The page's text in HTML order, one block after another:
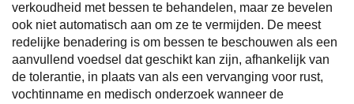
verkoudheid met bessen te behandelen, maar ze bevelen
ook niet automatisch aan om ze te vermijden. De meest
redelijke benadering is om bessen te beschouwen als een
aanvullend voedsel dat geschikt kan zijn, afhankelijk van
de tolerantie, in plaats van als een vervanging voor rust,
vochtinname en medisch onderzoek wanneer de